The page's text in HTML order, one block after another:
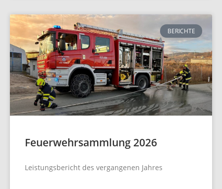
BERICHTE
Feuerwehrsammlung 2026​
Leistungsbericht des vergangenen Jahres